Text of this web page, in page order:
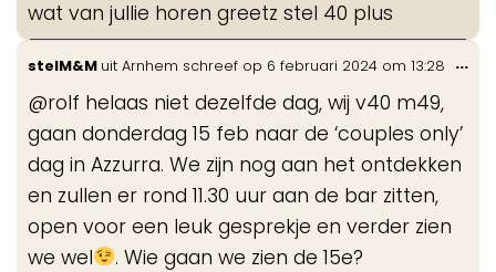
wat van jullie horen greetz stel 40 plus
stelM&M uit Arnhem schreef op 6 februari 2024 om 13:28
@rolf helaas niet dezelfde dag, wij v40 m49,
gaan donderdag 15 feb naar de ‘couples only’
dag in Azzurra. We zijn nog aan het ontdekken
en zullen er rond 11.30 uur aan de bar zitten,
open voor een leuk gesprekje en verder zien
we wel
. Wie gaan we zien de 15e?
...